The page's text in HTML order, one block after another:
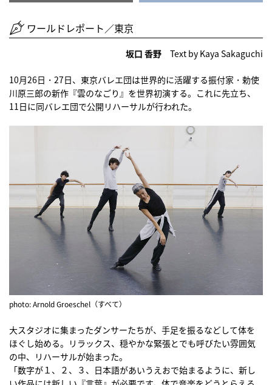
ワールドレポート／東京
坂口 香野 Text by Kaya Sakaguchi
10月26日・27日、東京バレエ団は世界的に活躍する振付家・勅使
川原三郎の新作『雲のなごり』を世界初演する。これに先立ち、
11日に同バレエ団で公開リハーサルが行われた。
photo: Arnold Groeschel（すべて）
大スタジオに集まったダンサーたちが、手足を振るなどして体を
ほぐし始める。リラックス、穏やかな緊張とでも呼びたい雰囲気
の中、リハーサルが始まった。
「数字が１、２、３、日本語があいうえおで始まるように、新し